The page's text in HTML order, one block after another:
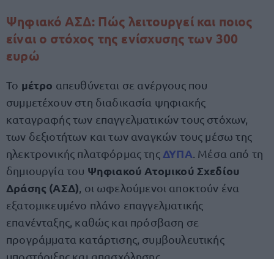
Ψηφιακό ΑΣΔ: Πώς λειτουργεί και ποιος
είναι ο στόχος της ενίσχυσης των 300
ευρώ
Το μέτρο απευθύνεται σε ανέργους που
συμμετέχουν στη διαδικασία ψηφιακής
καταγραφής των επαγγελματικών τους στόχων,
των δεξιοτήτων και των αναγκών τους μέσω της
ηλεκτρονικής πλατφόρμας της ΔΥΠΑ . Μέσα από τη
δημιουργία του Ψηφιακού Ατομικού Σχεδίου
Δράσης (ΑΣΔ) , οι ωφελούμενοι αποκτούν ένα
εξατομικευμένο πλάνο επαγγελματικής
επανένταξης, καθώς και πρόσβαση σε
προγράμματα κατάρτισης, συμβουλευτικής
υποστήριξης και απασχόλησης.